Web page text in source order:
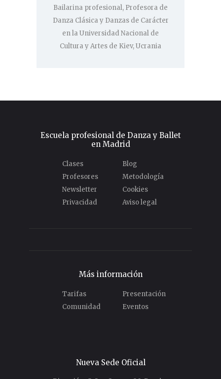
Bailarina profesional, Profesora de
Danza Clásica y Danzas de Carácter
en la Universidad Nacional de
Cultura y Artes de Kiev, Ucrania
Escuela profesional de Danza y Ballet
en Madrid
Clases
Blog
Profesores
Metodología
Newsletter
Cookies
Privacidad
Aviso legal
Más información
Tarifas
Presentación
Comunidad
Eventos
Nueva Sede Oficial